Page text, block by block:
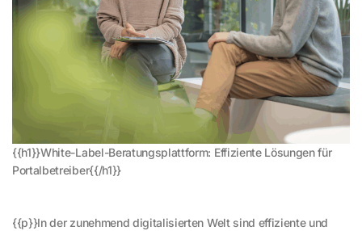
{{h1}}White-Label-Beratungsplattform: Effiziente Lösungen für
Portalbetreiber{{/h1}}
{{p}}In der zunehmend digitalisierten Welt sind effiziente und